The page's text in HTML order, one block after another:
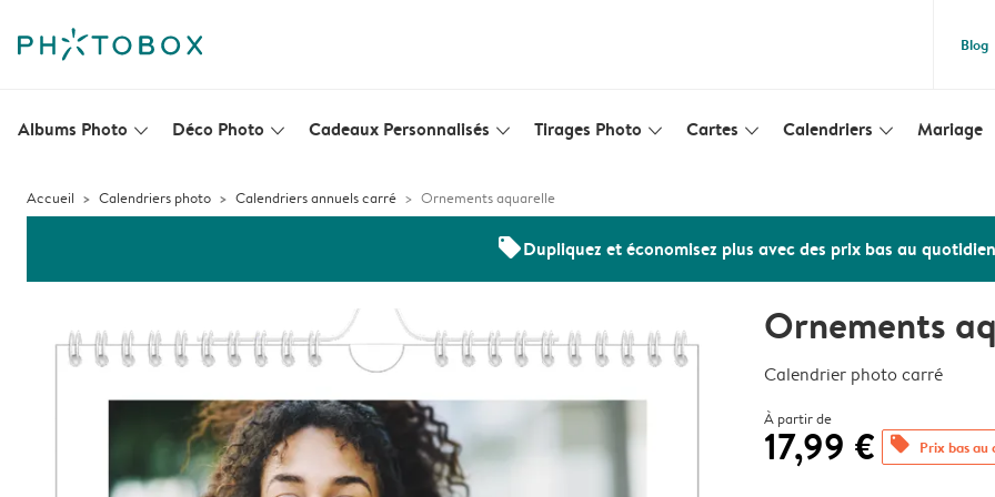
Blog
Albums Photo slim_arrow_down Déco Photo slim_arrow_down Cadeaux Personnalisés slim_arrow_down Tirages Photo slim_arrow_down Cartes slim_arrow_down Calendriers slim_arrow_down Mariage
Accueil Calendriers photo Calendriers annuels carré Ornements aquarelle
offersDupliquez et économisez plus avec des prix bas au quotidien
Ornements
Calendrier photo carré
À partir de
17,99 € offers Prix bas au